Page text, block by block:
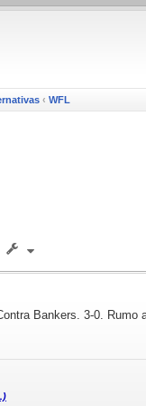
‹ WFL
Pesquisa
Bankers. 3-0.